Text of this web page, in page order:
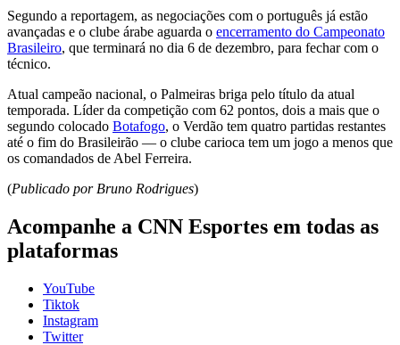
Segundo a reportagem, as negociações com o português já estão
avançadas e o clube árabe aguarda o encerramento do Campeonato
Brasileiro, que terminará no dia 6 de dezembro, para fechar com o
técnico.
Atual campeão nacional, o Palmeiras briga pelo título da atual
temporada. Líder da competição com 62 pontos, dois a mais que o
segundo colocado Botafogo, o Verdão tem quatro partidas restantes
até o fim do Brasileirão — o clube carioca tem um jogo a menos que
os comandados de Abel Ferreira.
(Publicado por Bruno Rodrigues)
Acompanhe a CNN Esportes em todas as
plataformas
YouTube
Tiktok
Instagram
Twitter